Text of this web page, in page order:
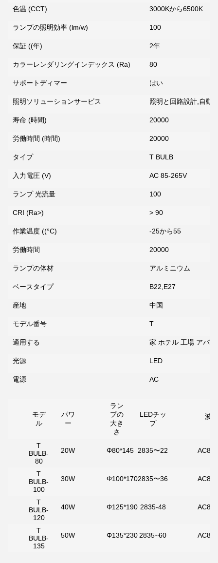
折り返しご連絡いたします！
色温 (CCT) 3000Kから6500K
ランプの照明効率 (lm/w) 100
保証 ((年) 2年
カラーレンダリングインデックス (Ra) 80
サポートディマー はい
照明ソリューションサービス 照明と回路設計,自動
寿命 (時間) 20000
労働時間 (時間) 20000
タイプ T BULB
入力電圧 (V) AC 85-265V
ランプ 光流量 100
CRI (Ra>) > 90
作業温度 ((°C) -25から55
労働時間 20000
ランプの体材 アルミニウム
ベースタイプ B22,E27
産地 中国
モデル番号 T
適用する 家 ホテル 工場 アパ
光源 LED
電源 AC
モデ
ル
パワ
ー
ラン
プの
大き
さ
LEDチッ
プ
波
T
BULB-
80
20W Φ80*145 2835〜22
T
BULB-
100
30W Φ100*1702835〜36
T
BULB-
120
40W Φ125*190 2835-48
T
BULB-
135
50W Φ135*230 2835~60